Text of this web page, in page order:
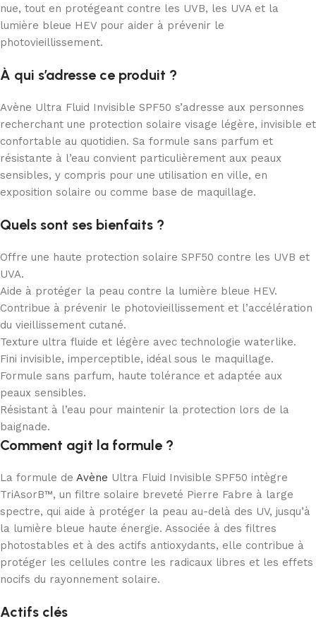
nue, tout en protégeant contre les UVB, les UVA et la
lumière bleue HEV pour aider à prévenir le
photovieillissement.
À qui s’adresse ce produit ?
Avène Ultra Fluid Invisible SPF50 s’adresse aux personnes
recherchant une protection solaire visage légère, invisible et
confortable au quotidien. Sa formule sans parfum et
résistante à l’eau convient particulièrement aux peaux
sensibles, y compris pour une utilisation en ville, en
exposition solaire ou comme base de maquillage.
Quels sont ses bienfaits ?
Offre une haute protection solaire SPF50 contre les UVB et
UVA.
Aide à protéger la peau contre la lumière bleue HEV.
Contribue à prévenir le photovieillissement et l’accélération
du vieillissement cutané.
Texture ultra fluide et légère avec technologie waterlike.
Fini invisible, imperceptible, idéal sous le maquillage.
Formule sans parfum, haute tolérance et adaptée aux
peaux sensibles.
Résistant à l’eau pour maintenir la protection lors de la
baignade.
Comment agit la formule ?
La formule de Avène Ultra Fluid Invisible SPF50 intègre
TriAsorB™, un filtre solaire breveté Pierre Fabre à large
spectre, qui aide à protéger la peau au-delà des UV, jusqu’à
la lumière bleue haute énergie. Associée à des filtres
photostables et à des actifs antioxydants, elle contribue à
protéger les cellules contre les radicaux libres et les effets
nocifs du rayonnement solaire.
Actifs clés